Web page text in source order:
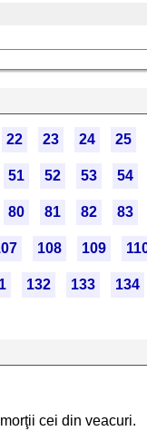
22 23 24 25
51 52 53 54
80 81 82 83
108 109
132 133 134
cei din veacuri.